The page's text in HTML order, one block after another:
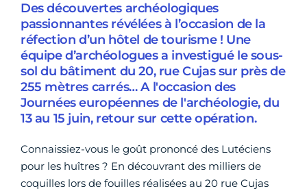
Des découvertes archéologiques
passionnantes révélées à l’occasion de la
réfection d’un hôtel de tourisme ! Une
équipe d’archéologues a investigué le sous-
sol du bâtiment du 20, rue Cujas sur près de
255 mètres carrés… A l'occasion des
Journées européennes de l'archéologie, du
13 au 15 juin, retour sur cette opération.
Connaissiez-vous le goût prononcé des Lutéciens
pour les huîtres ? En découvrant des milliers de
coquilles lors de fouilles réalisées au 20 rue Cujas